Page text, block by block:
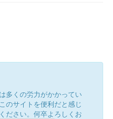
多くの労力がかかってい
のサイトを便利だと感じ
ださい。何卒よろしくお